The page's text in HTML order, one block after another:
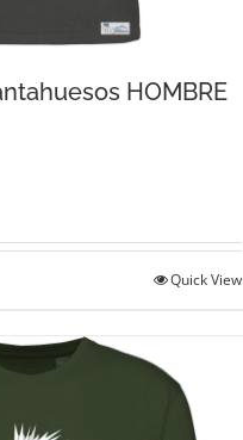
HOMBRE
Quick View